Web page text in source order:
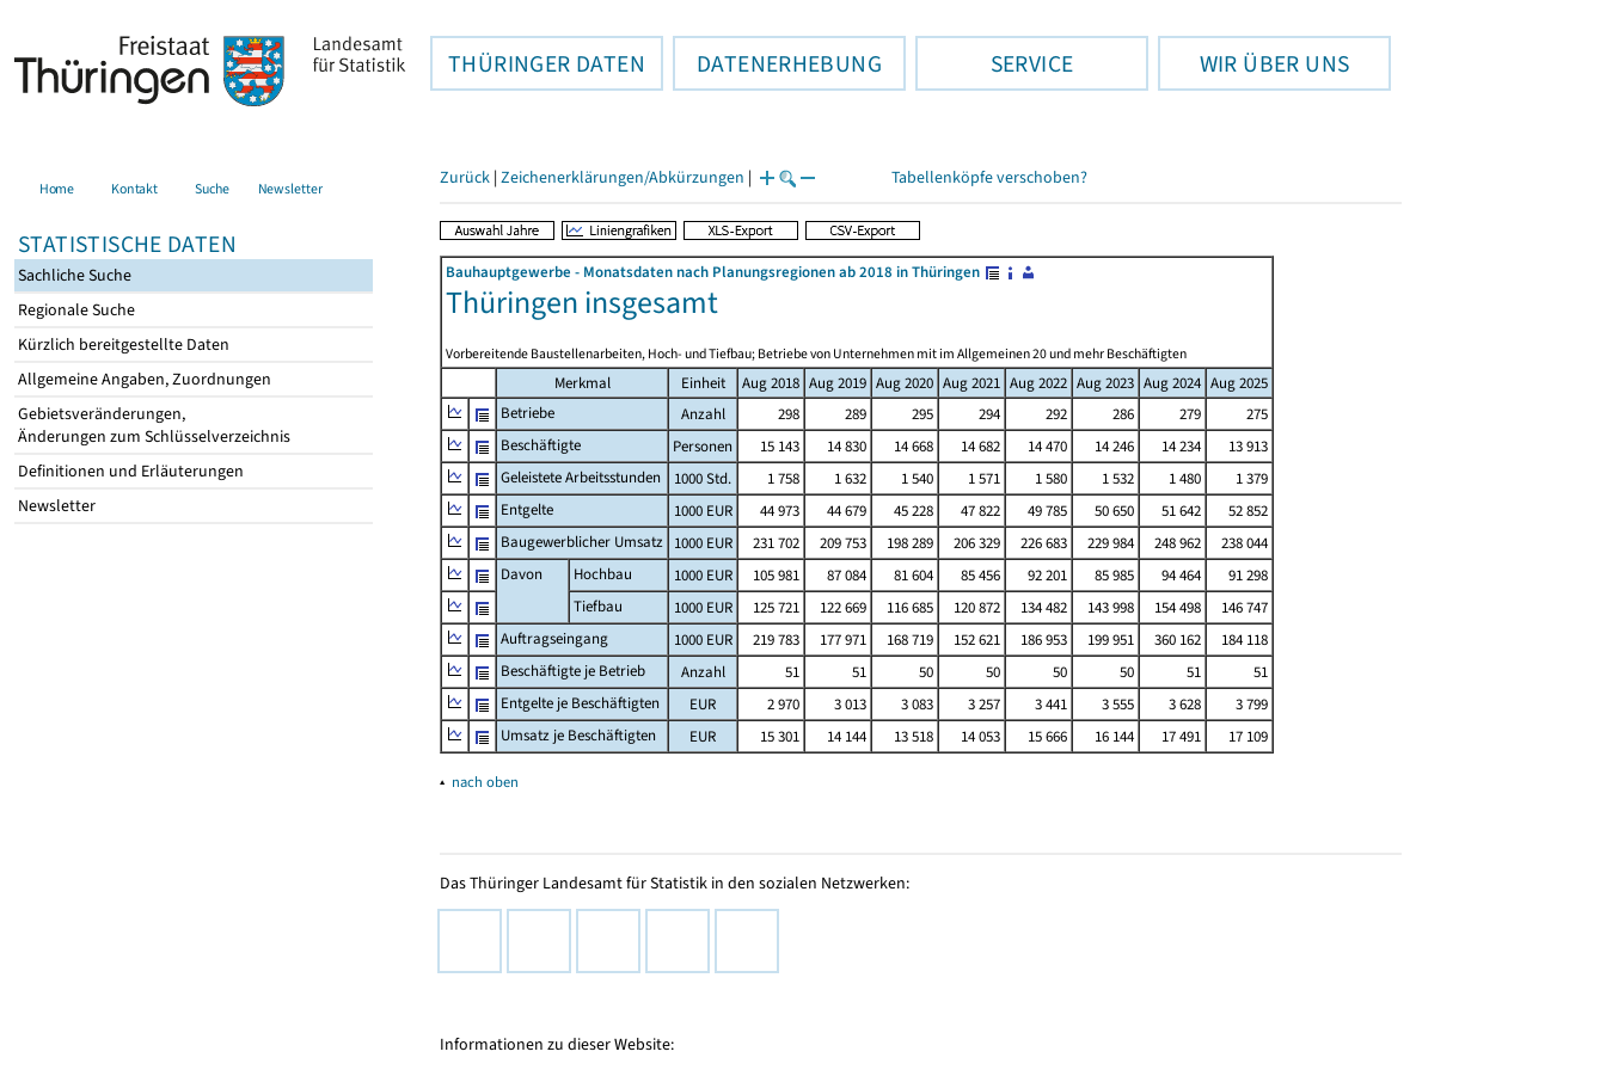
THÜRINGER DATEN DATENERHEBUNG SERVICE WIR ÜBER UNS
Home Kontakt Suche Newsletter
STATISTISCHE DATEN
Sachliche Suche
Regionale Suche
Kürzlich bereitgestellte Daten
Allgemeine Angaben, Zuordnungen
Gebietsveränderungen,
Änderungen zum Schlüsselverzeichnis
Definitionen und Erläuterungen
Newsletter
Zurück | Zeichenerklärungen/Abkürzungen | Tabellenköpfe verschoben?
Bauhauptgewerbe - Monatsdaten nach Planungsregionen ab 2018 in Thüringen
Thüringen insgesamt
Vorbereitende Baustellenarbeiten, Hoch- und Tiefbau; Betriebe von Unternehmen mit im Allgemeinen 20 und mehr Beschäftigten
Merkmal Einheit Aug 2018 Aug 2019 Aug 2020 Aug 2021 Aug 2022 Aug 2023 Aug 2024 Aug 2025
Betriebe
Anzahl 298 289 295 294 292 286 279
275
Beschäftigte
Personen 15 143 14 830 14 668 14 682 14 470 14 246 14 234
13 913
Geleistete Arbeitsstunden
1000 Std. 1 758 1 632 1 540 1 571 1 580 1 532 1 480
1 379
Entgelte
1000 EUR 44 973 44 679 45 228 47 822 49 785 50 650 51 642
52 852
Baugewerblicher Umsatz 1000 EUR 231 702 209 753 198 289 206 329 226 683 229 984 248 962
238 044
Davon
Hochbau 1000 EUR 105 981 87 084 81 604 85 456 92 201 85 985 94 464
91 298
Tiefbau
1000 EUR 125 721 122 669 116 685 120 872 134 482 143 998 154 498
146 747
Auftragseingang
1000 EUR 219 783 177 971 168 719 152 621 186 953 199 951 360 162
184 118
Beschäftigte je Betrieb
Anzahl 51 51 50 50 50 50 51
51
Entgelte je Beschäftigten
EUR 2 970 3 013 3 083 3 257 3 441 3 555 3 628
3 799
Umsatz je Beschäftigten
EUR 15 301 14 144 13 518 14 053 15 666 16 144 17 491 17 109
▴ nach oben
Das Thüringer Landesamt für Statistik in den sozialen Netzwerken:
Informationen zu dieser Website: